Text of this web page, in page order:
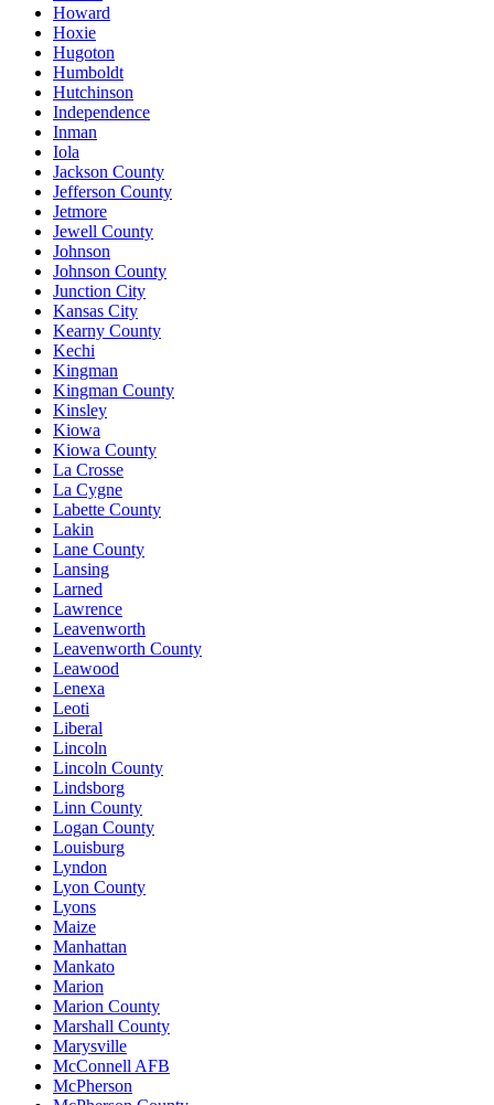
Howard
Hoxie
Hugoton
Humboldt
Hutchinson
Independence
Inman
Iola
Jackson County
Jefferson County
Jetmore
Jewell County
Johnson
Johnson County
Junction City
Kansas City
Kearny County
Kechi
Kingman
Kingman County
Kinsley
Kiowa
Kiowa County
La Crosse
La Cygne
Labette County
Lakin
Lane County
Lansing
Larned
Lawrence
Leavenworth
Leavenworth County
Leawood
Lenexa
Leoti
Liberal
Lincoln
Lincoln County
Lindsborg
Linn County
Logan County
Louisburg
Lyndon
Lyon County
Lyons
Maize
Manhattan
Mankato
Marion
Marion County
Marshall County
Marysville
McConnell AFB
McPherson